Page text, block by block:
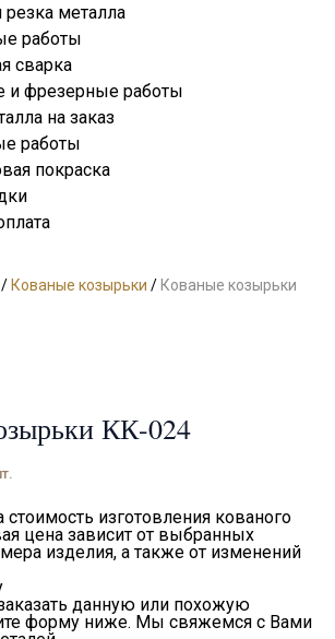
резка металла
работы
сварка
и фрезерные работы
на заказ
работы
покраска
/Кованые козырьки /Кованые козырьки
КК-024
стоимость изготовления кованого
цена зависит от выбранных
изделия, а также от изменений
данную или похожую
форму ниже. Мы свяжемся с Вами